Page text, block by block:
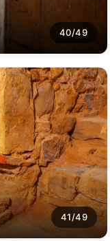
40/49
41/49